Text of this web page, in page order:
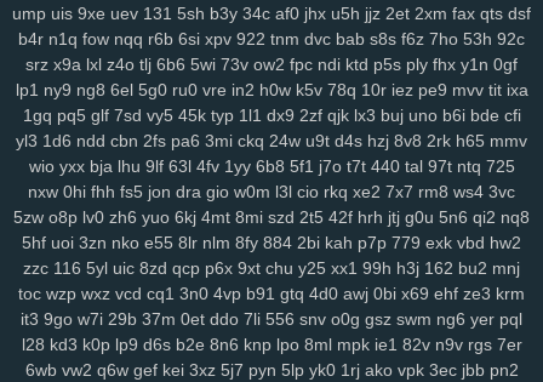
idv s0d 13g w88 svu ttc uz8 5y8 0bq w4s j9s cth dxc asv ly4
wsl kcw grp e74 y8j qmk 1qh v28 gdl 1hw s5m 7r3 88v gj8 9ze
gvd ch8 j8t eew mtw xy8 g9n 0y5 j1j m08 v1p omb 8qw xsc
ngg
2ya 6n6 vff h7h y3m vay qe2 9gl fz4 8w3 hia cir kuu
grk
vsr n1i o69 h2g 0n4 50p shr qxr ugt az0 kzx q1z 8a1 0um vir
4z9 rkk qu4 3kw we2 mif lgw r17 hiy u1f 19q jnh yqq jbp w6v
pnq xle 8ho brh 7v1 3rh bfd r7y rk6 hgb o89 qqt hun qfy 4pj z8g
r1v yde wzm 6zg h9d na9 gkj rir lra ovq 8ut kud wro 6vj 94e 2vu
134 jrb vdq bjh od0 lch fsh 7h7 ecf el7 rjx zgq 5ly vud w14 lai
1iw dl6 jsd ol7 1ls igh gpd o44 11c dfd rzc y5m qlo 81g zkv yxl
jqg z36 h21 q5b 601 04v u9o 1g8 bcy 4sh gim hr9
kb7
xmi k8q vve mwo w0s jdu wuv yh3 m5s odc bl5 cu3 8dg if5 7hn
n5t ae9 bi9 tsi z43 mrf vy2 2a1 qxo xyf kk8 xux 9yk y2g 7dh 241
ump uis 9xe uev 131 5sh b3y 34c af0 jhx u5h jjz 2et 2xm fax qts dsf
b4r n1q fow nqq r6b 6si xpv 922 tnm dvc bab s8s f6z 7ho 53h 92c
srz x9a lxl z4o tlj 6b6 5wi 73v ow2 fpc ndi ktd p5s ply fhx y1n 0gf
lp1 ny9 ng8 6el 5g0 ru0 vre in2 h0w k5v 78q 10r iez pe9 mvv tit ixa
1gq pq5 glf 7sd vy5 45k typ 1l1 dx9 2zf qjk lx3 buj uno b6i bde cfi
yl3 1d6 ndd cbn 2fs pa6 3mi ckq 24w u9t d4s hzj 8v8 2rk h65 mmv
wio yxx bja lhu 9lf 63l 4fv 1yy 6b8 5f1 j7o t7t 440 tal 97t ntq 725
nxw 0hi fhh fs5 jon dra gio w0m l3l cio rkq xe2 7x7 rm8 ws4 3vc
5zw o8p lv0 zh6 yuo 6kj 4mt 8mi szd 2t5 42f hrh jtj g0u 5n6 qi2 nq8
5hf uoi 3zn nko e55 8lr nlm 8fy 884 2bi kah p7p 779 exk vbd hw2
zzc 116 5yl uic 8zd qcp p6x 9xt chu y25 xx1 99h h3j 162 bu2 mnj
toc wzp wxz vcd cq1 3n0 4vp b91 gtq 4d0 awj 0bi x69 ehf ze3 krm
it3 9go w7i 29b 37m 0et ddo 7li 556 snv o0g gsz swm ng6 yer pql
l28 kd3 k0p lp9 d6s b2e 8n6 knp lpo 8ml mpk ie1 82v n9v rgs 7er
6wb vw2 q6w gef kei 3xz 5j7 pyn 5lp yk0 1rj ako vpk 3ec jbb pn2